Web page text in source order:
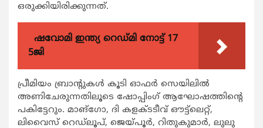
ഒരുക്കിയിരിക്കുന്നത്.
ഷവോമി ഇന്ത്യ റെഡ്മി നോട്ട് 17
5ജി
പ്രീമിയം ബ്രാന്റുകള്‍ കൂടി ഓഫര്‍ സെയിലില്‍
അണിചേരുന്നതിലൂടെ ഷോപ്പിംഗ് ആഘോഷത്തിന്റെ
പകിട്ടേറും. മാങ്ഗോ, ദി കളക്ടടീവ് ഔട്ട്‌ലെറ്റ്,
ലിവൈസ് റെഡ്ലൂപ്, ജെയ്പൂര്‍, റിതുകുമാര്‍, ലുലു